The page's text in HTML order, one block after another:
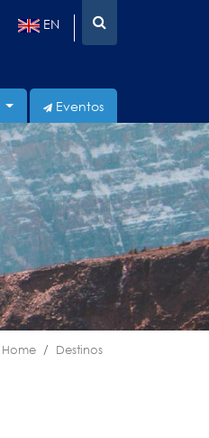
EN
Eventos
Home Destinos